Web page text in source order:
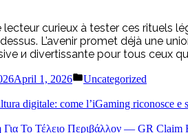
curieux à tester ces rituels
L’avenir promet déjà une
и divertissante pour tous ceux
April 1, 2026
Posted
Uncategorized
digitale: come l’iGaming riconosce
Για Το Τέλειο Περιβάλλον — GR Claim